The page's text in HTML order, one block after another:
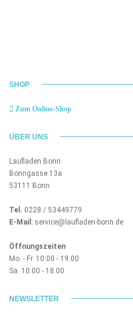
SHOP
Zum Online-Shop
ÜBER UNS
Laufladen Bonn
Bonngasse 13a
53111 Bonn
Tel. 0228 / 53449779
E-Mail: service@laufladen-bonn.de
Öffnungszeiten
Mo. - Fr. 10:00 - 19:00
Sa. 10:00 - 18:00
NEWSLETTER